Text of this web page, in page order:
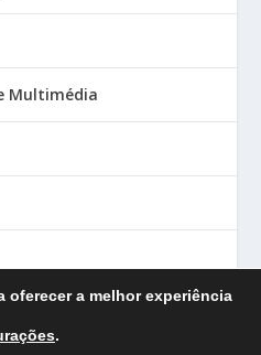
Multimédia
oferecer a melhor experiência
.